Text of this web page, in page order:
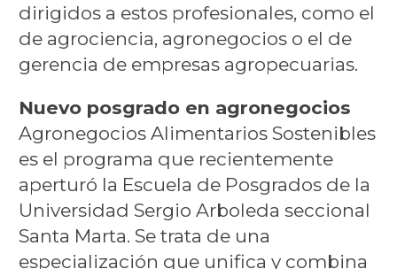
dirigidos a estos profesionales, como el
de agrociencia, agronegocios o el de
gerencia de empresas agropecuarias.
Nuevo posgrado en agronegocios
Agronegocios Alimentarios Sostenibles
es el programa que recientemente
aperturó la Escuela de Posgrados de la
Universidad Sergio Arboleda seccional
Santa Marta. Se trata de una
especialización que unifica y combina